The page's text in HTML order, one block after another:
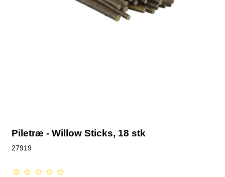
Piletræ - Willow Sticks, 18 stk
27919